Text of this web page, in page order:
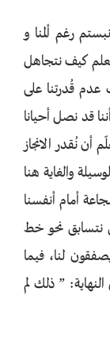
رغم ألمنا و
كيف نتجاهل
قُدرتنا على
قد نصل أحيانا
أن نُقدر الانجاز
والغاية هنا
أمام أنفسنا
نتسابق نحو خط
لنا، فيما
” ذلك لم